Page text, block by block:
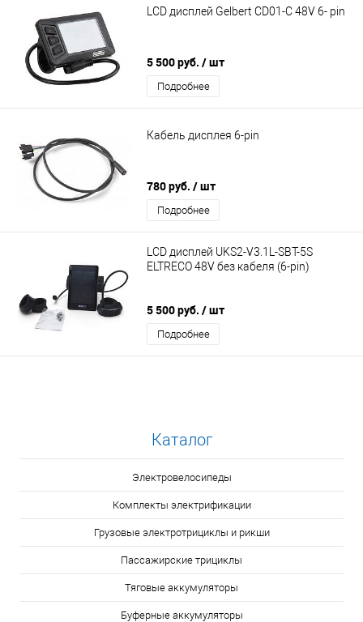
LCD дисплей Gelbert CD01-C 48V 6- pin
5 500 руб. / шт
Подробнее
Кабель дисплея 6-pin
780 руб. / шт
Подробнее
LCD дисплей UKS2-V3.1L-SBT-5S
ELTRECO 48V без кабеля (6-pin)
5 500 руб. / шт
Подробнее
Каталог
Электровелосипеды
Комплекты электрификации
Грузовые электротрициклы и рикши
Пассажирские трициклы
Тяговые аккумуляторы
Буферные аккумуляторы